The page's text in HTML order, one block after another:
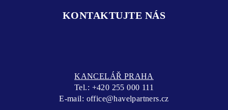
KONTAKTUJTE NÁS
KANCELÁŘ PRAHA
Tel.: +420 255 000 111
E-mail: office@havelpartners.cz